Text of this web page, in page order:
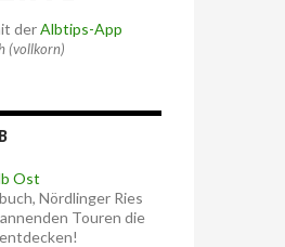
derAlbtips-App
(vollkorn)
Ost
Nördlinger Ries
Touren die